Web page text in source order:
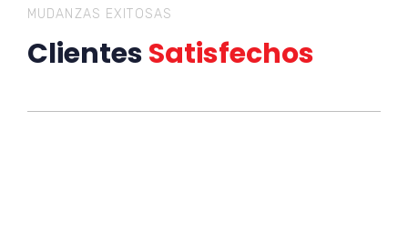
MUDANZAS EXITOSAS
ClientesSatisfechos